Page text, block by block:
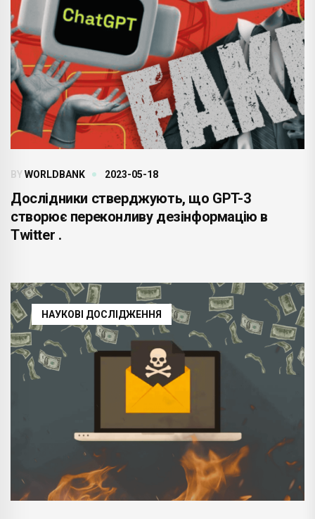
BYWORLDBANK 2023-05-18
Дослідники стверджують, що GPT-3
створює переконливу дезінформацію в
Twitter .
НАУКОВІ ДОСЛІДЖЕННЯ